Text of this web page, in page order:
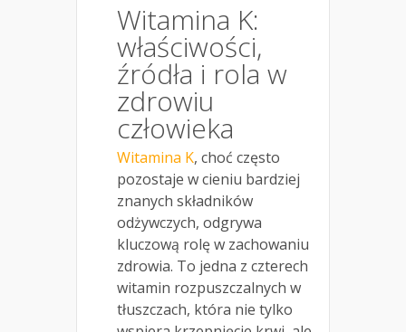
Witamina K:
właściwości,
źródła i rola w
zdrowiu
człowieka
Witamina K, choć często
pozostaje w cieniu bardziej
znanych składników
odżywczych, odgrywa
kluczową rolę w zachowaniu
zdrowia. To jedna z czterech
witamin rozpuszczalnych w
tłuszczach, która nie tylko